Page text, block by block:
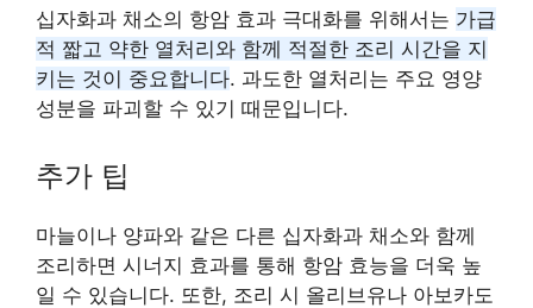
십자화과 채소의 항암 효과 극대화를 위해서는 가급
적 짧고 약한 열처리와 함께 적절한 조리 시간을 지
키는 것이 중요합니다. 과도한 열처리는 주요 영양
성분을 파괴할 수 있기 때문입니다.
추가 팁
마늘이나 양파와 같은 다른 십자화과 채소와 함께
조리하면 시너지 효과를 통해 항암 효능을 더욱 높
일 수 있습니다. 또한, 조리 시 올리브유나 아보카도